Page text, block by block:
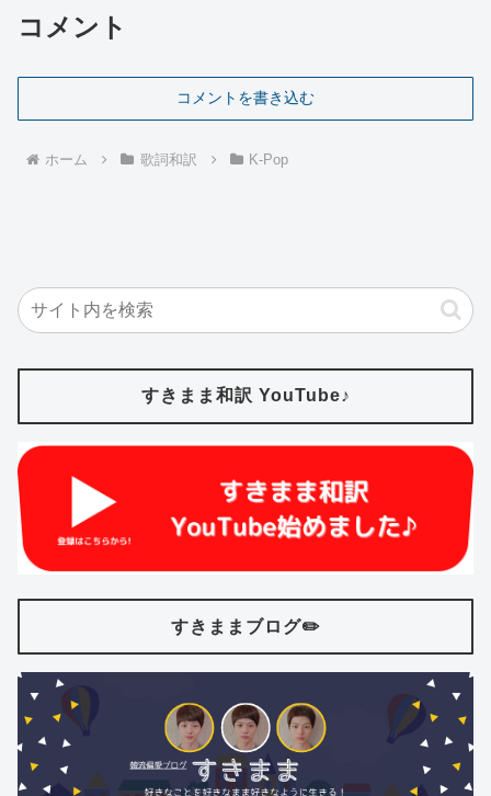
コメント
コメントを書き込む
ホーム 歌詞和訳 K-Pop
すきまま和訳 YouTube♪
すきままブログ✏️